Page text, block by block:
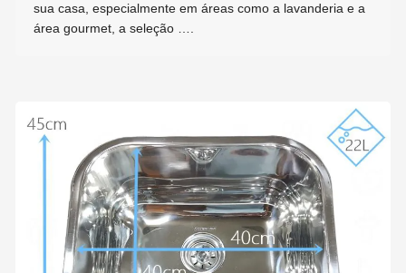
sua casa, especialmente em áreas como a lavanderia e a
área gourmet, a seleção ….